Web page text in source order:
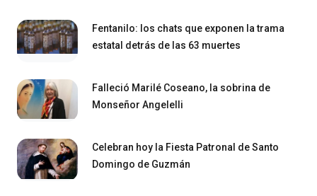
Fentanilo: los chats que exponen la trama
estatal detrás de las 63 muertes
Falleció Marilé Coseano, la sobrina de
Monseñor Angelelli
Celebran hoy la Fiesta Patronal de Santo
Domingo de Guzmán